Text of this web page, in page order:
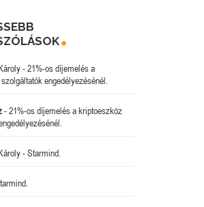
-21%-os díjemelés a
engedélyezésénél.
-21%-os díjemelés a kriptoeszköz
-Starmind.